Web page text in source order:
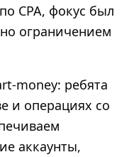
CPA, фокус был
ограничением
money: ребята
и операциях со
аккаунты,